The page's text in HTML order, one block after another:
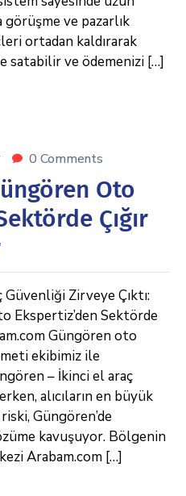
görüşme ve pazarlık
ortadan kaldırarak
satabilir ve ödemenizi […]
0 Comments
Oto
Çığır
Zirveye Çıktı:
Ekspertiz’den Sektörde
Güngören oto
ekibimiz ile
– İkinci el araç
alıcıların en büyük
Güngören’de
kavuşuyor. Bölgenin
Arabam.com […]